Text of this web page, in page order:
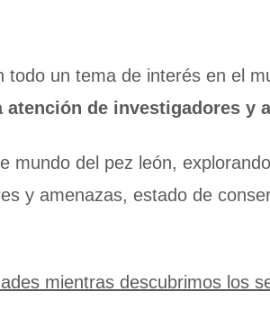
todo un tema de interés en el
atención de investigadores y
mundo del pez león,
y amenazas, estado de
mientras descubrimos los